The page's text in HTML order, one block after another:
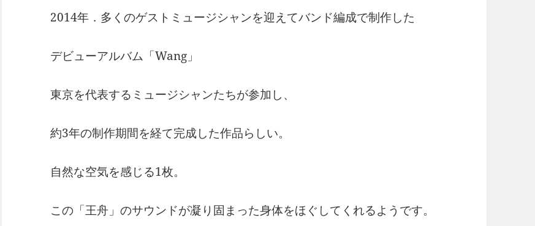
2014年．多くのゲストミュージシャンを迎えてバンド編成で制作した
デビューアルバム「Wang」
東京を代表するミュージシャンたちが参加し、
約3年の制作期間を経て完成した作品らしい。
自然な空気を感じる1枚。
この「王舟」のサウンドが凝り固まった身体をほぐしてくれるようです。